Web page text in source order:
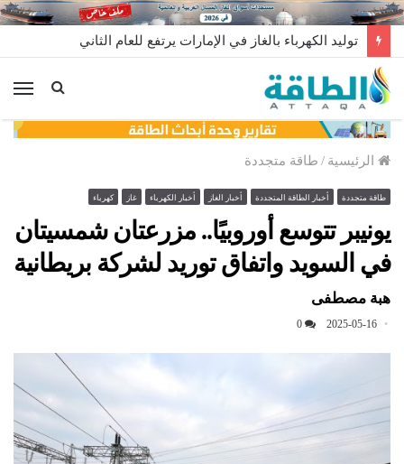
توليد الكهرباء بالغاز في الإمارات يرتفع للعام الثاني
الرئيسية / طاقة متجددة
طاقة متجددة أخبار الطاقة المتجددة أخبار الغاز أخبار الكهرباء غاز كهرباء
يونيبر تتوسع أوروبيًا.. مزرعتان شمسيتان
في السويد واتفاق توريد لشركة بريطانية
هبة مصطفى
2025-05-16
0